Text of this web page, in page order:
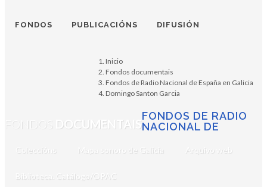
FONDOS PUBLICACIÓNS DIFUSIÓN
FONDOS DOCUMENTAIS
Coleccións Mapa sonoro de Galicia Arquivo web
Biblioteca. Catálogo/OPAC
FONDOS DE RADIO
NACIONAL DE
Inicio
Fondos documentais
Fondos de Radio Nacional de España en Galicia
Domingo Santon Garcia